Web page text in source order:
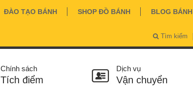
ĐÀO TẠO BÁNH SHOP ĐỒ BÁNH BLOG BÁNH
Tìm kiếm
Chính sách
Tích điểm
Dịch vụ
Vận chuyển